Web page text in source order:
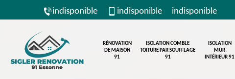
indisponible indisponible indisponible
RÉNOVATION
DE MAISON
91
ISOLATION COMBLE
TOITURE PAR SOUFFLAGE
91
ISOLATION
MUR
INTÉRIEUR 91